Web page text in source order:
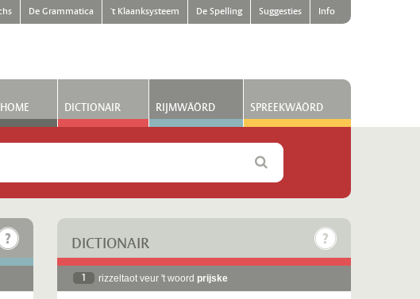
De Grammatica 't Klaanksysteem De Spelling Suggesties Info
HOME DICTIONAIR RIJMWÄÖRD SPREEKWÄÖRD
DICTIONAIR
1 rizzeltaot veur 't woord prijske